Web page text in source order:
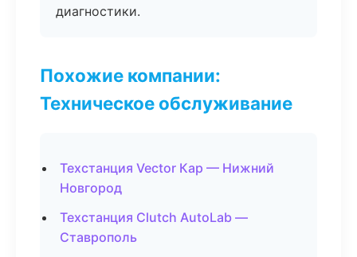
диагностики.
Похожие компании:
Техническое обслуживание
Техстанция Vector Кар — Нижний
Новгород
Техстанция Clutch AutoLab —
Ставрополь